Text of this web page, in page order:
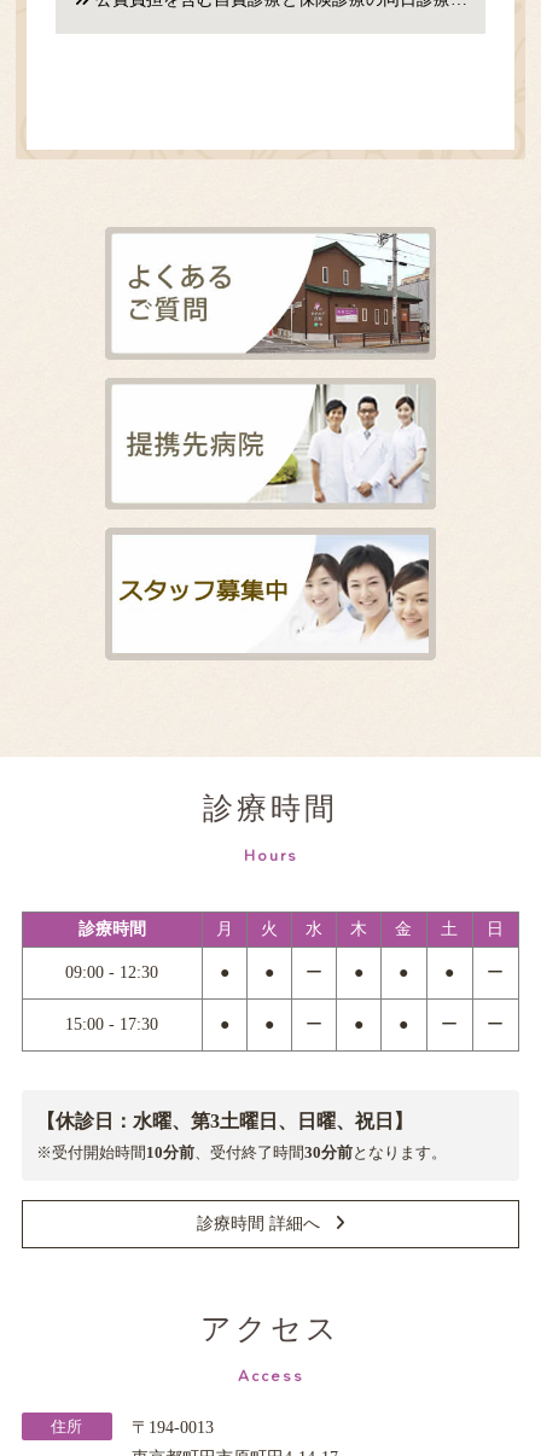
診療時間
Hours
診療時間 月 火 水 木 金 土 日
09:00 - 12:30 ● ● ー ● ● ● ー
15:00 - 17:30 ● ● ー ● ● ー ー
【休診日：水曜、第3土曜日、日曜、祝日】
※受付開始時間 10分前、受付終了時間30分前となります。
診療時間 詳細へ
アクセス
Access
住所
〒194-0013